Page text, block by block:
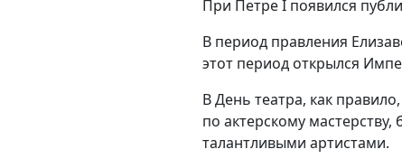
При Петре I появился
В период правления
этот период открылся
В День театра, как
по актерскому
талантливыми артистами.